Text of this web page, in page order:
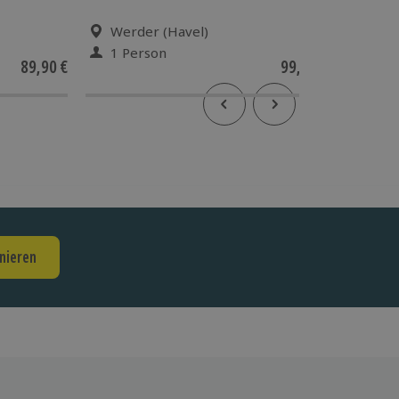
89,90 €
Werder (Havel)
1 Person
99,90 €